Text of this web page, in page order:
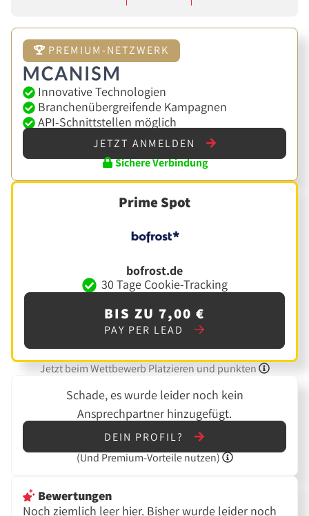
PREMIUM-NETZWERK
Innovative Technologien
Branchenübergreifende Kampagnen
API-Schnittstellen möglich
JETZT ANMELDEN
Sichere Verbindung
Prime Spot
bofrost.de
30 Tage Cookie-Tracking
BIS ZU 7,00 €
PAY PER LEAD
Jetzt beim Wettbewerb Platzieren und punkten
Schade, es wurde leider noch kein
Ansprechpartner hinzugefügt.
DEIN PROFIL?
(Und Premium-Vorteile nutzen)
Bewertungen
Noch ziemlich leer hier. Bisher wurde leider noch